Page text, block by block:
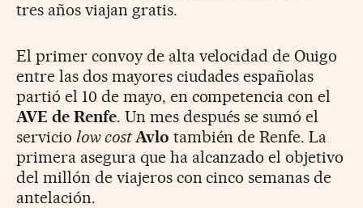
tres años viajan gratis.
El primer convoy de alta velocidad de Ouigo
entre las dos mayores ciudades españolas
partió el 10 de mayo, en competencia con el
AVE de Renfe. Un mes después se sumó el
servicio low cost Avlo también de Renfe. La
primera asegura que ha alcanzado el objetivo
del millón de viajeros con cinco semanas de
antelación.